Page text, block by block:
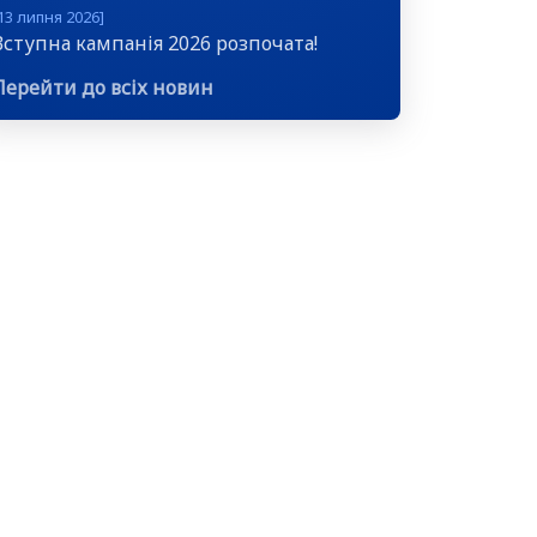
липня 2026]
кампанія 2026 розпочата!
до всіх новин